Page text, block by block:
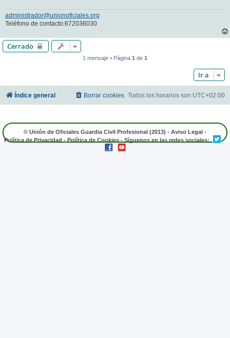
administrador@unionoficiales.org
Teléfono de contacto:672036030
Cerrado
1 mensaje • Página 1 de 1
Ir a
Índice general Todos los horarios son UTC+02:00
Borrar cookies
© Unión de Oficiales Guardia Civil Profesional (2013) - Aviso Legal -
Política de Privacidad - Política de Cookies - Síguenos en las redes sociales: